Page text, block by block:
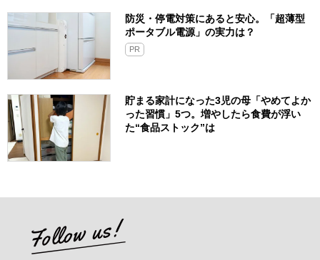
防災・停電対策にあると安心。「超薄型
ポータブル電源」の実力は？​
PR
貯まる家計になった3児の母「やめてよか
った習慣」5つ。増やしたら食費が浮い
た“食品ストック”は